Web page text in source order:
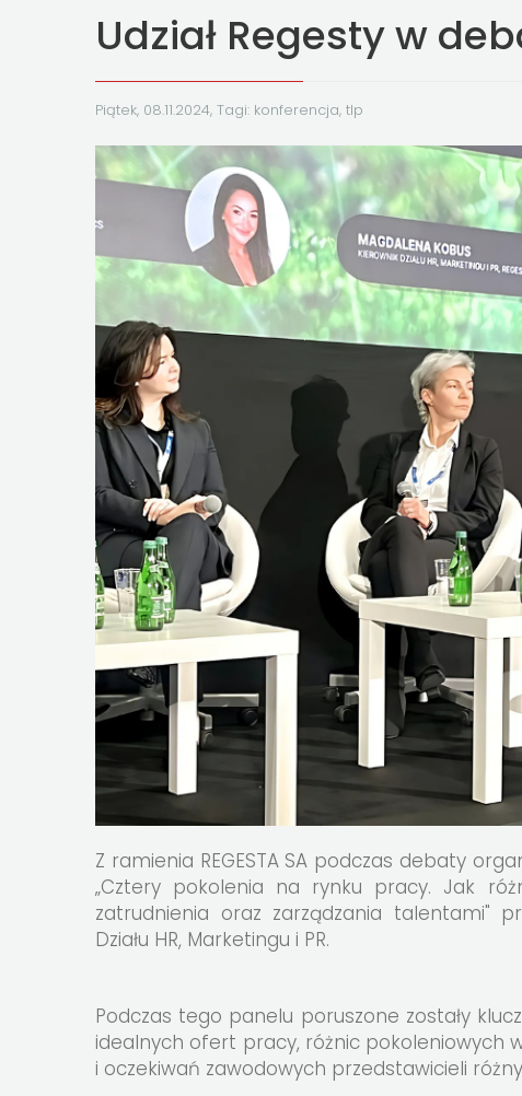
Udział Regesty w
Piątek, 08.11.2024, Tagi: konferencja, tlp
Z ramienia REGESTA SA podczas debaty
„Cztery pokolenia na rynku pracy. Jak
zatrudnienia oraz zarządzania talentami"
Działu HR, Marketingu i PR.
Podczas tego panelu poruszone zostały
idealnych ofert pracy, różnic pokoleniowych
i oczekiwań zawodowych przedstawicieli